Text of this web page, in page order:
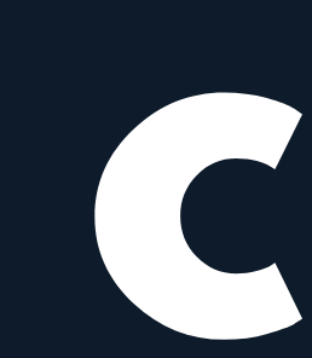
Sony FE
Normal
745
AF-S 24 mm f/1.4G ED